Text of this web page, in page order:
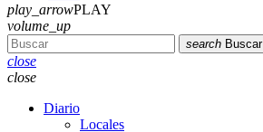
play_arrowPLAY
volume_up
search Buscar
close
close
Diario
Locales